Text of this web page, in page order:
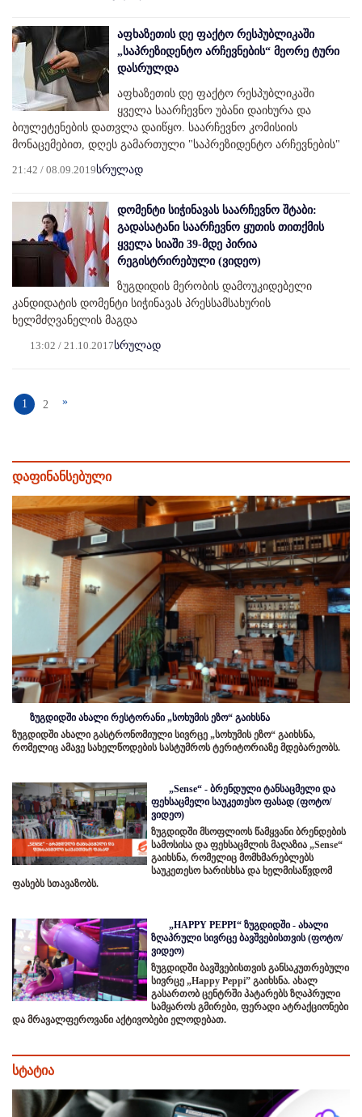
აფხაზეთის დე ფაქტო რესპუბლიკაში
„საპრეზიდენტო არჩევნების“ მეორე ტური
დასრულდა
აფხაზეთის დე ფაქტო რესპუბლიკაში
ყველა საარჩევნო უბანი დაიხურა და
ბიულეტენების დათვლა დაიწყო. საარჩევნო კომისიის
მონაცემებით, დღეს გამართული "საპრეზიდენტო არჩევნების"
21:42 / 08.09.2019სრულად
დომენტი სიჭინავას საარჩევნო შტაბი:
გადასატანი საარჩევნო ყუთის თითქმის
ყველა სიაში 39-მდე პირია
რეგისტრირებული (ვიდეო)
ზუგდიდის მერობის დამოუკიდებელი
კანდიდატის დომენტი სიჭინავას პრესსამსახურის
ხელმძღვანელის მაგდა
13:02 / 21.10.2017სრულად
1 2 »
დაფინანსებული
ზუგდიდში ახალი რესტორანი „სოხუმის ეზო“ გაიხსნა
ზუგდიდში ახალი გასტრონომიული სივრცე „სოხუმის ეზო“ გაიხსნა,
რომელიც ამავე სახელწოდების სასტუმროს ტერიტორიაზე მდებარეობს.
„Sense“ - ბრენდული ტანსაცმელი და
ფეხსაცმელი საუკეთესო ფასად (ფოტო/
ვიდეო)
ზუგდიდში მსოფლიოს წამყვანი ბრენდების
სამოსისა და ფეხსაცმლის მაღაზია „Sense“
გაიხსნა, რომელიც მომხმარებლებს
საუკეთესო ხარისხსა და ხელმისაწვდომ
ფასებს სთავაზობს.
„HAPPY PEPPI“ ზუგდიდში - ახალი
ზღაპრული სივრცე ბავშვებისთვის (ფოტო/
ვიდეო)
ზუგდიდში ბავშვებისთვის განსაკუთრებული
სივრცე „Happy Peppi” გაიხსნა. ახალ
გასართობ ცენტრში პატარებს ზღაპრული
სამყაროს გმირები, ფერადი ატრაქციონები
და მრავალფეროვანი აქტივობები ელოდებათ.
სტატია